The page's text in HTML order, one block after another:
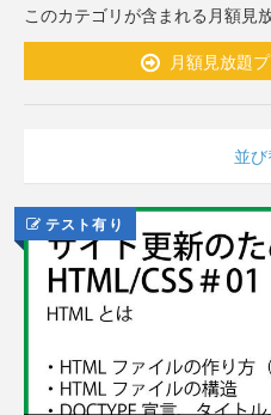
このカテゴリが含まれる月額見
月額見放題
並び
テスト有り